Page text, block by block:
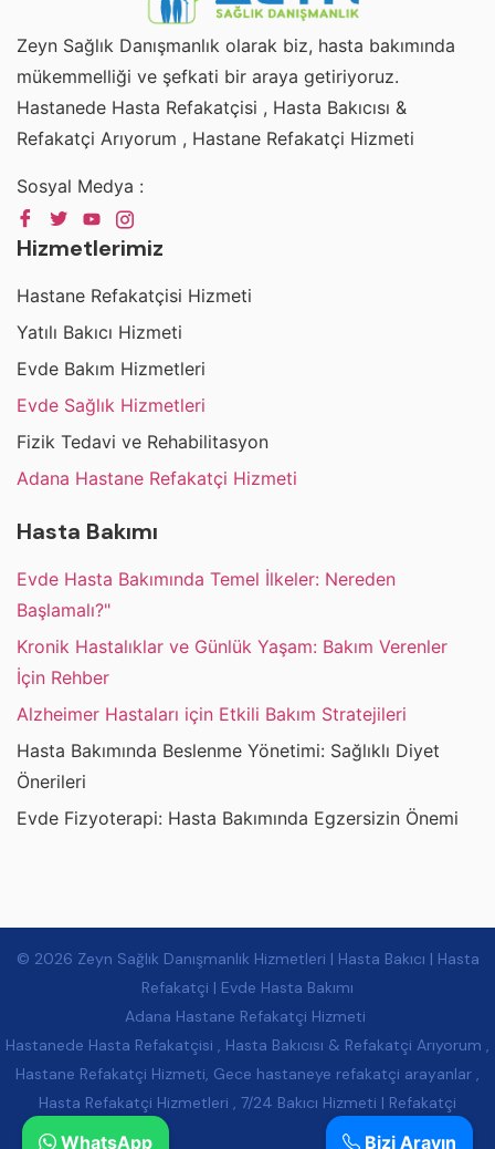
Zeyn Sağlık Danışmanlık olarak biz, hasta bakımında
mükemmelliği ve şefkati bir araya getiriyoruz.
Hastanede Hasta Refakatçisi , Hasta Bakıcısı &
Refakatçi Arıyorum , Hastane Refakatçi Hizmeti
Sosyal Medya :
Hizmetlerimiz
Hastane Refakatçisi Hizmeti
Yatılı Bakıcı Hizmeti
Evde Bakım Hizmetleri
Evde Sağlık Hizmetleri
Fizik Tedavi ve Rehabilitasyon
Adana Hastane Refakatçi Hizmeti
Hasta Bakımı
Evde Hasta Bakımında Temel İlkeler: Nereden
Başlamalı?"
Kronik Hastalıklar ve Günlük Yaşam: Bakım Verenler
İçin Rehber
Alzheimer Hastaları için Etkili Bakım Stratejileri
Hasta Bakımında Beslenme Yönetimi: Sağlıklı Diyet
Önerileri
Evde Fizyoterapi: Hasta Bakımında Egzersizin Önemi
© 2026 Zeyn Sağlık Danışmanlık Hizmetleri | Hasta Bakıcı | Hasta
Refakatçi | Evde Hasta Bakımı
Adana Hastane Refakatçi Hizmeti
Hastanede Hasta Refakatçisi , Hasta Bakıcısı & Refakatçi Arıyorum ,
Hastane Refakatçi Hizmeti, Gece hastaneye refakatçi arayanlar ,
Hasta Refakatçi Hizmetleri , 7/24 Bakıcı Hizmeti | Refakatçi
Bizi Arayın
WhatsApp